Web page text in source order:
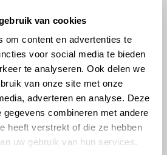
van cookies
om content en advertenties te
voor social media te bieden
te analyseren. Ook delen we
van onze site met onze
adverteren en analyse. Deze
gegevens combineren met andere
heeft verstrekt of die ze hebben
uw gebruik van hun services.
ATF Multi-Vehicle
1
elke 15000 km/ 12 maanden